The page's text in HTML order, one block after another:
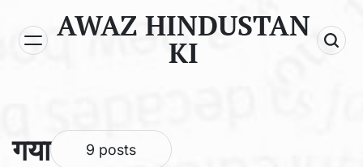
content
AWAZ HINDUSTAN
KI
गया 9 posts